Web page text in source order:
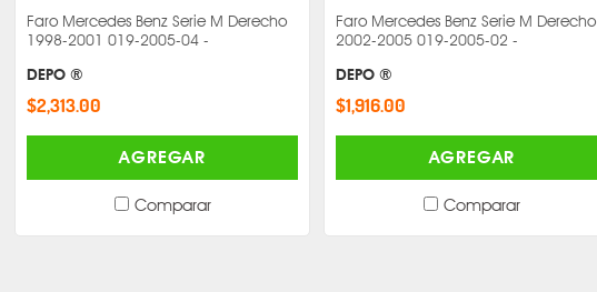
Faro Mercedes Benz Serie M Derecho
1998-2001 019-2005-04 -
DEPO ®
$2,313.00
AGREGAR
Comparar
Faro Mercedes Benz Serie M Derecho
2002-2005 019-2005-02 -
DEPO ®
$1,916.00
AGREGAR
Comparar